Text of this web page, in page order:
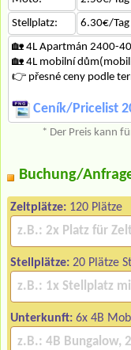
Stellplatz:
6.30€/Tag
🏡 4L Apartmán 2400-
🏡 4L mobilní
👉 přesné ceny podle
Ceník/Pricelist
* Der Preis kann
Buchung/
Zeltplätze: 120 Plätze
Stellplätze: 20 Plätze
Unterkunft: 6x 4B